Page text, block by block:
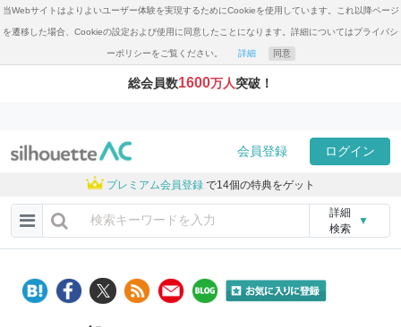
当Webサイトはよりよいユーザー体験を実現するためにCookieを使用しています。これ以降ページ
を遷移した場合、Cookieの設定および使用に同意したことになります。詳細についてはプライバシ
ーポリシーをご覧ください。 詳細 同意
総会員数1600万人突破！
会員登録 ログイン
プレミアム会員登録 で14個の特典をゲット
詳細
検索
▼